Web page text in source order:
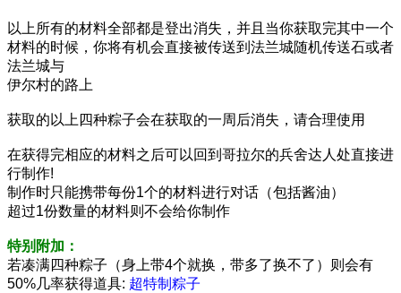
以上所有的材料全部都是登出消失，并且当你获取完其中一个
材料的时候，你将有机会直接被传送到法兰城随机传送石或者
法兰城与
伊尔村的路上
获取的以上四种粽子会在获取的一周后消失，请合理使用
在获得完相应的材料之后可以回到哥拉尔的兵舍达人处直接进
行制作!
制作时只能携带每份1个的材料进行对话（包括酱油）
超过1份数量的材料则不会给你制作
特别附加：
若凑满四种粽子（身上带4个就换，带多了换不了）则会有
50%几率获得道具: 超特制粽子